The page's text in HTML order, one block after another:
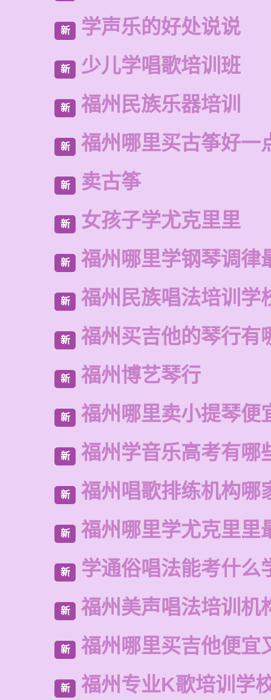
新 学声乐的好处说说
新 少儿学唱歌培训班
新 福州民族乐器培训
新 福州哪里买古筝好一
新 卖古筝
新 女孩子学尤克里里
新 福州哪里学钢琴调律
新 福州民族唱法培训学
新 福州买吉他的琴行有
新 福州博艺琴行
新 福州哪里卖小提琴便
新 福州学音乐高考有哪
新 福州唱歌排练机构哪
新 福州哪里学尤克里里
新 学通俗唱法能考什么
新 福州美声唱法培训机
新 福州哪里买吉他便宜
新 福州专业K歌培训学